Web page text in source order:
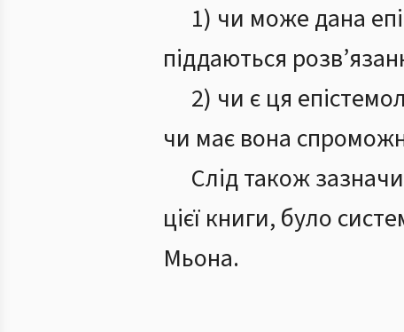
1) чи може дана
піддаються
2) чи є ця
чи має вона
Слід також
цієї книги, було
Мьона.